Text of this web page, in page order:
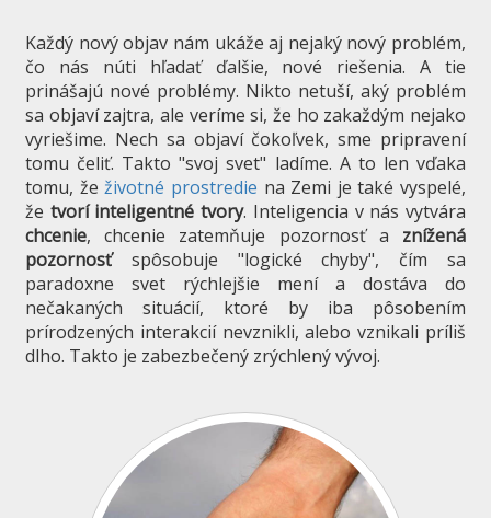
Každý nový objav nám ukáže aj nejaký nový problém,
čo nás núti hľadať ďalšie, nové riešenia. A tie
prinášajú nové problémy. Nikto netuší, aký problém
sa objaví zajtra, ale veríme si, že ho zakaždým nejako
vyriešime. Nech sa objaví čokoľvek, sme pripravení
tomu čeliť. Takto "svoj svet" ladíme. A to len vďaka
tomu, žeživotné prostredie na Zemi je také vyspelé,
že tvorí inteligentné tvory. Inteligencia v nás vytvára
chcenie, chcenie zatemňuje pozornosť a znížená
pozornosťspôsobuje "logické chyby", čím sa
paradoxne svet rýchlejšie mení a dostáva do
nečakaných situácií, ktoré by iba pôsobením
prírodzených interakcií nevznikli, alebo vznikali príliš
dlho. Takto je zabezbečený zrýchlený vývoj.